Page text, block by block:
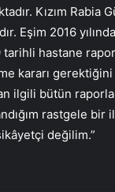
Kızım
Eşim 2016
hastane
kararı
ilgili bütün
rastgele
değilim.”